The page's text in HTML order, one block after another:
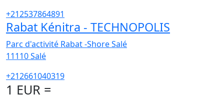
+212537864891
Rabat Kénitra - TECHNOPOLIS
Parc d'activité Rabat -Shore Salé
11110Salé
+212661040319
1 EUR =